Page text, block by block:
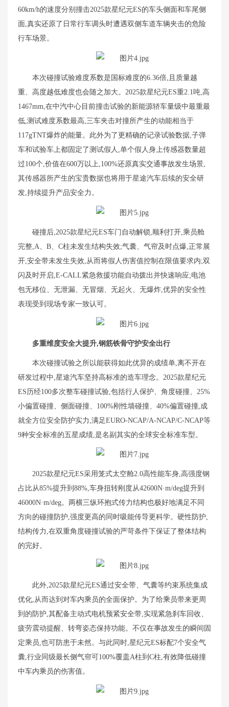
60km/h的速度分别撞击2025款星纪元ES的车头侧面和车尾侧
面,真实还原了日常行车调头时遭遇双侧车道车辆夹击的危险
行车场景。
本次碰撞试验难度系数是国标难度的6.36倍,且质量越
重、高度越低难度也会随之加大。2025款星纪元ES重2.1吨,高
1467mm,在中汽中心目前撞击试验的新能源轿车量级中最重最
低,测试难度系数最高,三车夹击对撞所产生的动能相当于
117gTNT爆炸的能量。此外为了更精确的记录试验数据,子弹
车和试验车上都固定了测试假人,单个假人身上传感器数量超
过100个,价值在600万以上,100%还原真实交通事故发生场景,
其传感器所产生的宝贵数据也将用于星途汽车后续的安全研
发,持续提升产品安全力。
碰撞后,2025款星纪元ES车门自动解锁,顺利打开,乘员舱
完整,A、B、C柱未发生结构失效;气囊、气帘及时点爆,正常展
开,安全带未发生失效,从而将假人伤害值控制在限值要求内;双
闪及时开启,E-CALL紧急救援功能自动拨出并快速响应;电池
包无移位、无泄漏、无冒烟、无起火、无爆炸,优异的安全性
表现受到现场专家一致认可。
多重维度安全大提升,钢筋铁骨守护安全出行
本次碰撞试验之所以能获得如此优异的成绩单,离不开在
研发过程中,星途汽车坚持高标准的造车理念。2025款星纪元
ES历经100多次整车碰撞试验,包括行人保护、角度碰撞、25%
小偏置碰撞、侧面碰撞、100%刚性墙碰撞、40%偏置碰撞,成
就全方位安全防护实力,满足EURO-NCAP/A-NCAP/C-NCAP等
9种安全标准的五星成绩,是名副其实的全球安全标准车型。
2025款星纪元ES采用笼式太空舱2.0高性能车身,高强度钢
占比从85%提升到88%,车身扭转刚度从42600N·m/deg提升到
46000N·m/deg。两横三纵环抱式传力结构也极好地满足不同
方向的碰撞防护,强度更高的同时吸能传导更科学。硬性防护,
结构传力,在双重角度碰撞试验的严苛条件下保证了整体结构
的完好。
此外,2025款星纪元ES通过安全带、气囊等约束系统集成
优化,从而达到对车内乘员的全面保护。为了给乘员带来更周
到的防护,其配备主动式电机预紧安全带,实现紧急刹车回收、
疲劳震动提醒、转弯姿态保持功能。不仅在事故发生的瞬间固
定乘员,也可防患于未然。与此同时,星纪元ES标配7个安全气
囊,行业同级最长侧气帘可100%覆盖A柱到C柱,有效降低碰撞
中车内乘员的伤害值。